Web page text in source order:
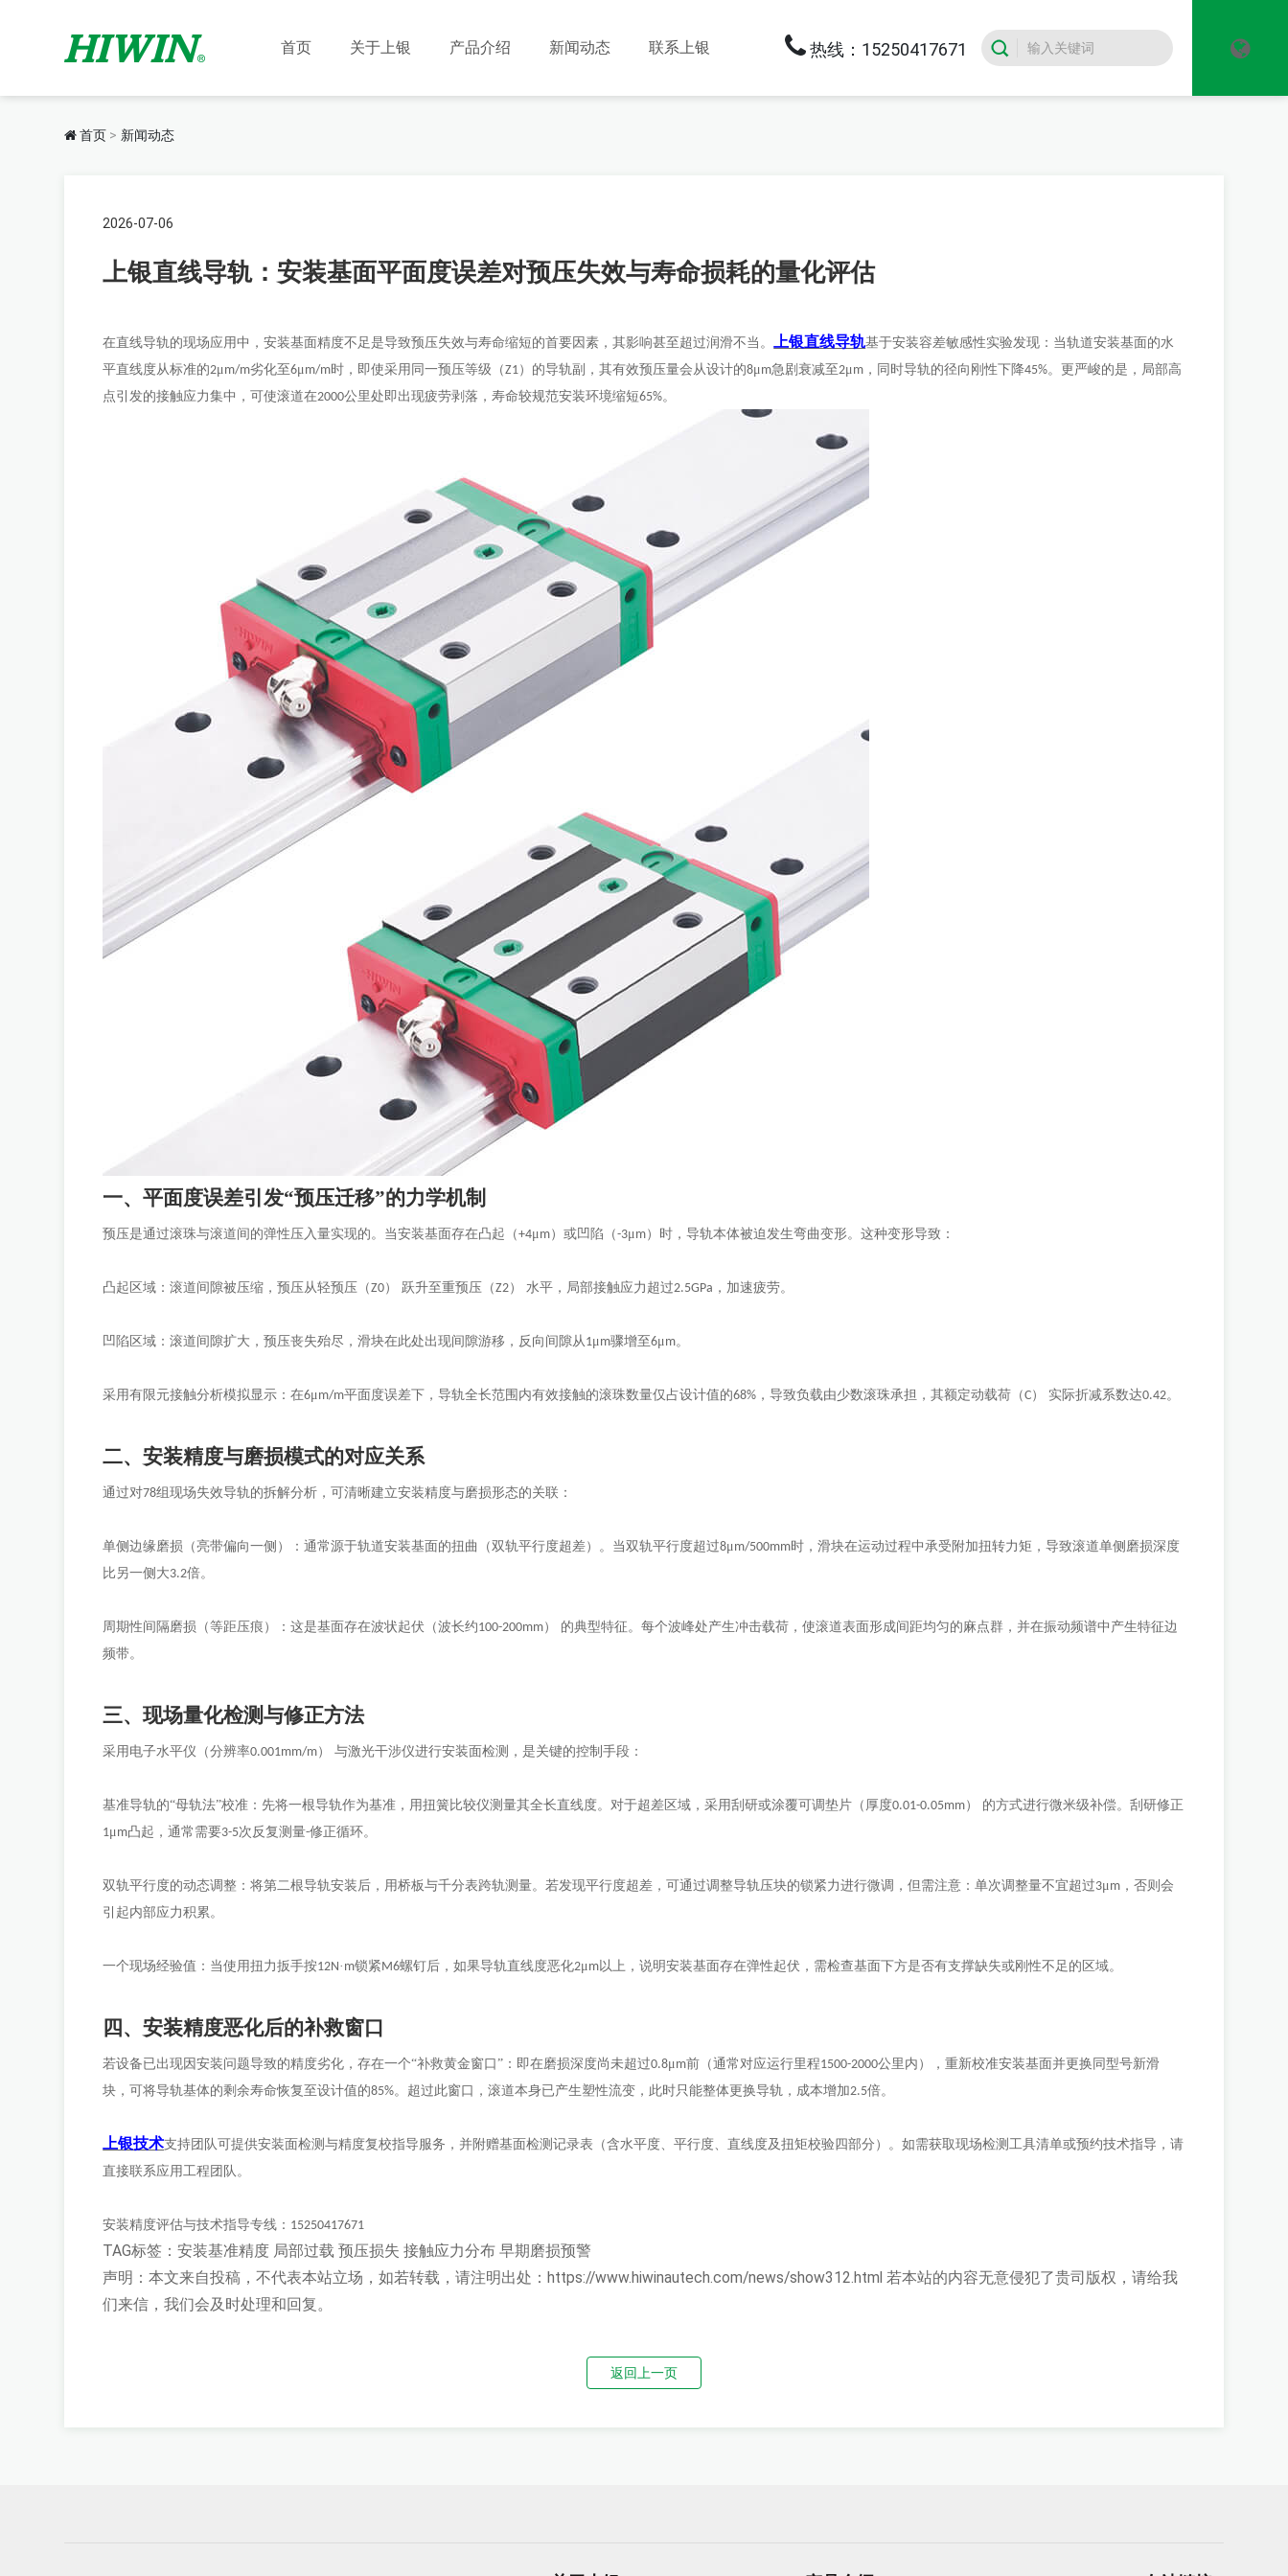
首页 关于上银 产品介绍 新闻动态 联系上银 热线：15250417671
首页 新闻动态
2026-07-06
上银直线导轨：安装基面平面度误差对预压失效与寿命损耗的量化评估
在直线导轨的现场应用中，安装基面精度不足是导致预压失效与寿命缩短的首要因素，其影响甚至超过润滑不当。 上银直线导轨基于安装容差敏感性实验发现：当轨道安装基面的水
平直线度从标准的2μm/m劣化至6μm/m时，即使采用同一预压等级（Z1）的导轨副，其有效预压量会从设计的8μm急剧衰减至2μm ，同时导轨的径向刚性下降45%。更严峻的是，局部高
点引发的接触应力集中，可使滚道在2000公里处即出现疲劳剥落，寿命较规范安装环境缩短65%。
一、平面度误差引发“预压迁移”的力学机制
预压是通过滚珠与滚道间的弹性压入量实现的。当安装基面存在凸起（+4μm）或凹陷（-3μm）时，导轨本体被迫发生弯曲变形。这种变形导致：
凸起区域：滚道间隙被压缩，预压从轻预压（Z0） 跃升至重预压（Z2） 水平，局部接触应力超过2.5GPa ，加速疲劳。
凹陷区域：滚道间隙扩大，预压丧失殆尽，滑块在此处出现间隙游移，反向间隙从1μm骤增至6μm。
采用有限元接触分析模拟显示：在6μm/m平面度误差下，导轨全长范围内有效接触的滚珠数量仅占设计值的68% ，导致负载由少数滚珠承担，其额定动载荷（C） 实际折减系数达0.42。
二、安装精度与磨损模式的对应关系
通过对78组现场失效导轨的拆解分析，可清晰建立安装精度与磨损形态的关联：
单侧边缘磨损（亮带偏向一侧）：通常源于轨道安装基面的扭曲（双轨平行度超差）。当双轨平行度超过8μm/500mm时，滑块在运动过程中承受附加扭转力矩，导致滚道单侧磨损深度
比另一侧大3.2倍。
周期性间隔磨损（等距压痕）：这是基面存在波状起伏（波长约100-200mm） 的典型特征。每个波峰处产生冲击载荷，使滚道表面形成间距均匀的麻点群，并在振动频谱中产生特征边
频带。
三、现场量化检测与修正方法
采用电子水平仪（分辨率0.001mm/m） 与激光干涉仪进行安装面检测，是关键的控制手段：
基准导轨的“母轨法”校准：先将一根导轨作为基准，用扭簧比较仪测量其全长直线度。对于超差区域，采用刮研或涂覆可调垫片（厚度0.01-0.05mm） 的方式进行微米级补偿。刮研修正
1μm凸起，通常需要3-5次反复测量-修正循环。
双轨平行度的动态调整：将第二根导轨安装后，用桥板与千分表跨轨测量。若发现平行度超差，可通过调整导轨压块的锁紧力进行微调，但需注意：单次调整量不宜超过3μm ，否则会
引起内部应力积累。
一个现场经验值：当使用扭力扳手按12N· m锁紧M6螺钉后，如果导轨直线度恶化2μm以上，说明安装基面存在弹性起伏，需检查基面下方是否有支撑缺失或刚性不足的区域。
四、安装精度恶化后的补救窗口
若设备已出现因安装问题导致的精度劣化，存在一个“补救黄金窗口”：即在磨损深度尚未超过0.8μm前（通常对应运行里程1500-2000公里内），重新校准安装基面并更换同型号新滑
块，可将导轨基体的剩余寿命恢复至设计值的85%。超过此窗口，滚道本身已产生塑性流变，此时只能整体更换导轨，成本增加2.5倍。
上银技术支持团队可提供安装面检测与精度复校指导服务，并附赠基面检测记录表（含水平度、平行度、直线度及扭矩校验四部分）。如需获取现场检测工具清单或预约技术指导，请
直接联系应用工程团队。
安装精度评估与技术指导专线： 15250417671
TAG标签：安装基准精度 局部过载 预压损失 接触应力分布 早期磨损预警
声明：本文来自投稿，不代表本站立场，如若转载，请注明出处：https://www.hiwinautech.com/news/show312.html 若本站的内容无意侵犯了贵司版权，请给我
们来信，我们会及时处理和回复。
返回上一页